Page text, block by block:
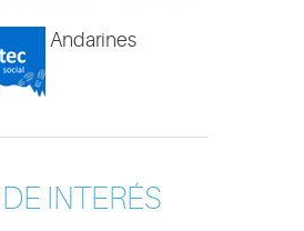
Andarines
INTERÉS